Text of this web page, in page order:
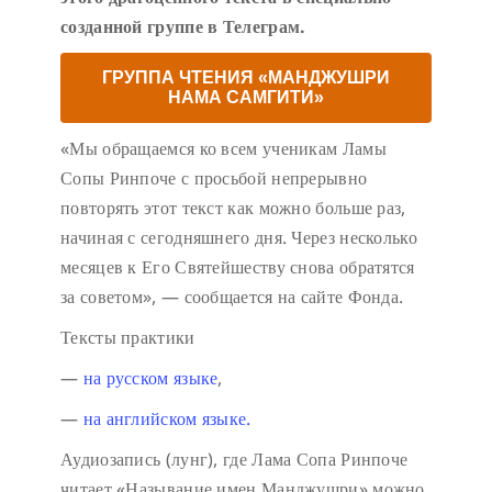
созданной группе в Телеграм.
ГРУППА ЧТЕНИЯ «МАНДЖУШРИ
НАМА САМГИТИ»
«Мы обращаемся ко всем ученикам Ламы
Сопы Ринпоче с просьбой непрерывно
повторять этот текст как можно больше раз,
начиная с сегодняшнего дня. Через несколько
месяцев к Его Святейшеству снова обратятся
за советом», — сообщается на сайте Фонда.
Тексты практики
— на русском языке,
— на английском языке.
Аудиозапись (лунг), где Лама Сопа Ринпоче